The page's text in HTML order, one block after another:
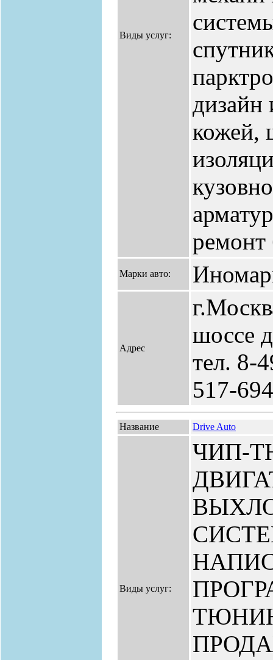
Виды услуг:
дизайн
кожей,
ремонт
Марки авто:
Адрес
шоссе
тел. 8-
517-
Название Drive Auto
Виды услуг:
ЧИП-